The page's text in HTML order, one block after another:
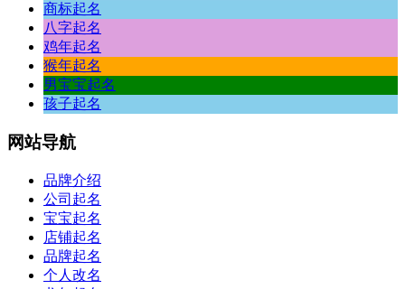
商标起名
八字起名
鸡年起名
猴年起名
男宝宝起名
孩子起名
网站导航
品牌介绍
公司起名
宝宝起名
店铺起名
品牌起名
个人改名